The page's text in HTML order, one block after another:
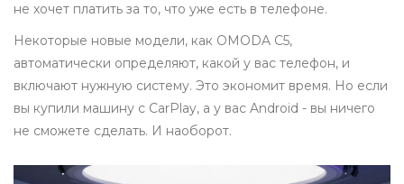
не хочет платить за то, что уже есть в телефоне.
Некоторые новые модели, как OMODA C5,
автоматически определяют, какой у вас телефон, и
включают нужную систему. Это экономит время. Но если
вы купили машину с CarPlay, а у вас Android - вы ничего
не сможете сделать. И наоборот.